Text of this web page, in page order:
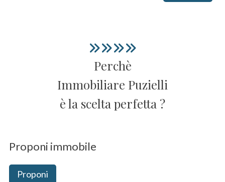
Perchè
Immobiliare Puzielli
è la scelta perfetta ?
Proponi immobile
Proponi